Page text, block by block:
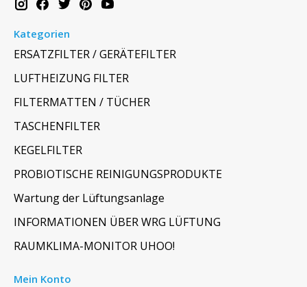
Kategorien
ERSATZFILTER / GERÄTEFILTER
LUFTHEIZUNG FILTER
FILTERMATTEN / TÜCHER
TASCHENFILTER
KEGELFILTER
PROBIOTISCHE REINIGUNGSPRODUKTE
Wartung der Lüftungsanlage
INFORMATIONEN ÜBER WRG LÜFTUNG
RAUMKLIMA-MONITOR UHOO!
Mein Konto